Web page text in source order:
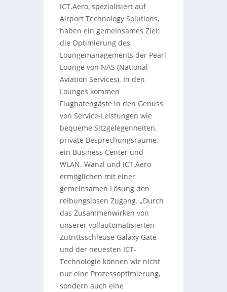
ICT.Aero, spezialisiert auf
Airport Technology Solutions,
haben ein gemeinsames Ziel:
die Optimierung des
Loungemanagements der Pearl
Lounge von NAS (National
Aviation Services). In den
Lounges kommen
Flughafengäste in den Genuss
von Service-Leistungen wie
bequeme Sitzgelegenheiten,
private Besprechungsräume,
ein Business Center und
WLAN. Wanzl und ICT.Aero
ermöglichen mit einer
gemeinsamen Lösung den
reibungslosen Zugang. „Durch
das Zusammenwirken von
unserer vollautomatisierten
Zutrittsschleuse Galaxy Gate
und der neuesten ICT-
Technologie können wir nicht
nur eine Prozessoptimierung,
sondern auch eine